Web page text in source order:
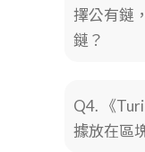
擇公有鏈
鏈？
Q4. 《
據放在區